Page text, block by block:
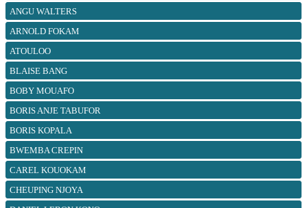
ANGU WALTERS
ARNOLD FOKAM
ATOULOO
BLAISE BANG
BOBY MOUAFO
BORIS ANJE TABUFOR
BORIS KOPALA
BWEMBA CREPIN
CAREL KOUOKAM
CHEUPING NJOYA